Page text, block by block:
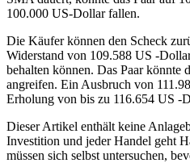
100.000 US-Dollar fallen.
Die Käufer können den Scheck
Widerstand von 109.588 US -
behalten können. Das Paar könnte
angreifen. Ein Ausbruch von
Erholung von bis zu 116.654 US -
Dieser Artikel enthält keine
Investition und jeder Handel geht
müssen sich selbst untersuchen,